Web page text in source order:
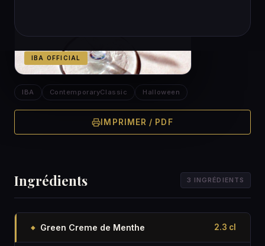
IBA OFFICIAL
IBA ContemporaryClassic Halloween
IMPRIMER / PDF
Ingrédients 3 INGRÉDIENTS
◆ Green Creme de Menthe 2.3 cl